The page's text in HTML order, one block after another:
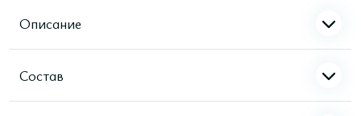
Описание
Состав